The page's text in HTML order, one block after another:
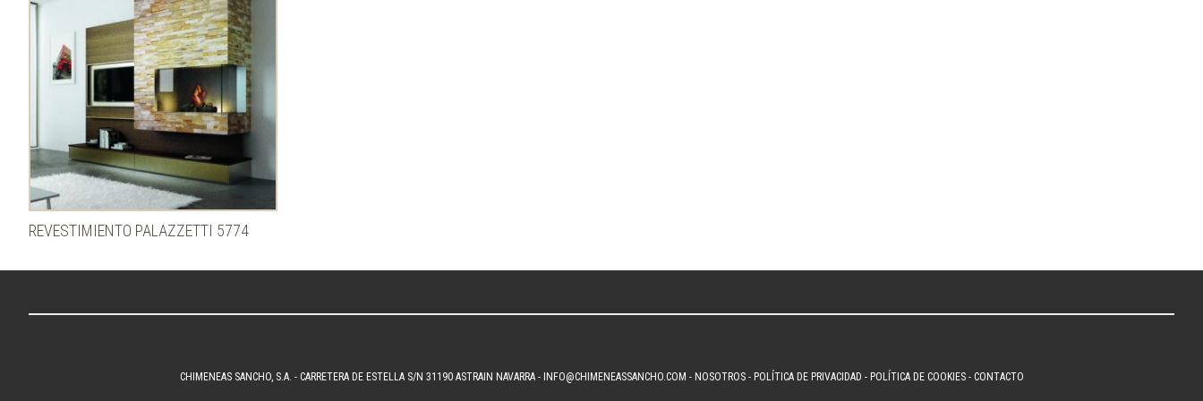
REVESTIMIENTO PALAZZETTI 5774
CHIMENEAS SANCHO, S.A. - CARRETERA DE ESTELLA S/N 31190 ASTRAIN NAVARRA - INFO@CHIMENEASSANCHO.COM - NOSOTROS- POLÍTICA DE PRIVACIDAD - POLÍTICA DE COOKIES- CONTACTO